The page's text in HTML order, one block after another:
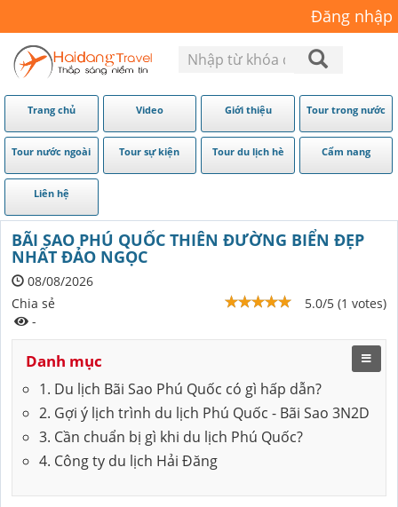
Đăng nhập
Trang chủ Video Giới thiệu Tour trong nước
Tour nước ngoài Tour sự kiện Tour du lịch hè Cẩm nang
Liên hệ
BÃI SAO PHÚ QUỐC THIÊN ĐƯỜNG BIỂN ĐẸP
NHẤT ĐẢO NGỌC
08/08/2026
5.0/5 (1 votes)
Chia sẻ
-
Danh mục
1. Du lịch Bãi Sao Phú Quốc có gì hấp dẫn?
2. Gợi ý lịch trình du lịch Phú Quốc - Bãi Sao 3N2D
3. Cần chuẩn bị gì khi du lịch Phú Quốc?
4. Công ty du lịch Hải Đăng